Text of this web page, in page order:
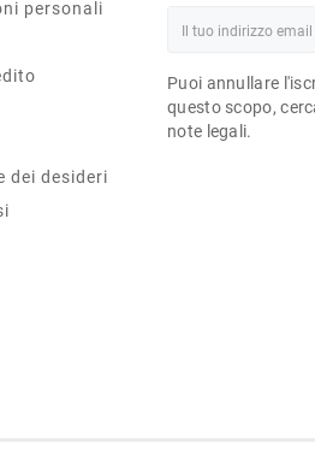
personali
dei desideri
Puoi annullare
questo scopo,
note legali.